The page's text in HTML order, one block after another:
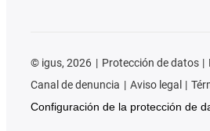
© igus, 2026 Protección de datos
Canal de denuncia
Aviso legal
Configuración de la protección de